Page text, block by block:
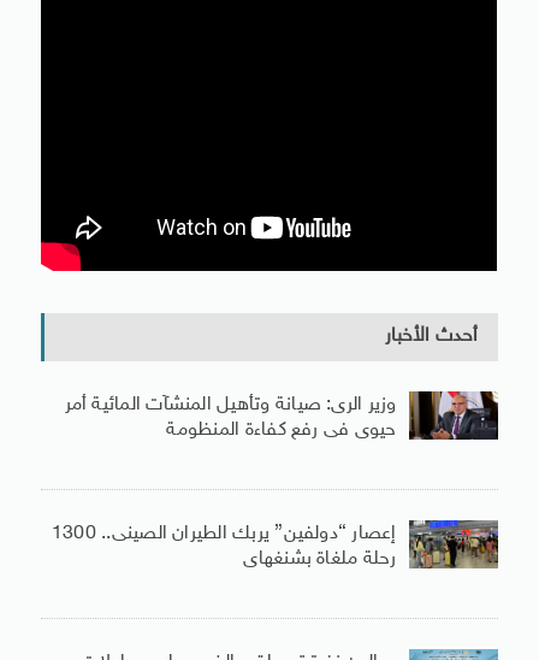
أحدث الأخبار
وزير الرى: صيانة وتأهيل المنشآت المائية أمر
حيوى فى رفع كفاءة المنظومة
إعصار “دولفين” يربك الطيران الصينى.. 1300
رحلة ملغاة بشنغهاى